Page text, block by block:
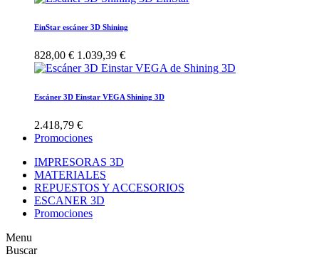
EinStar escáner 3D Shining
828,00 € 1.039,39 €
Escáner 3D Einstar VEGA Shining 3D
2.418,79 €
Promociones
IMPRESORAS 3D
MATERIALES
REPUESTOS Y ACCESORIOS
ESCANER 3D
Promociones
Menu
Buscar